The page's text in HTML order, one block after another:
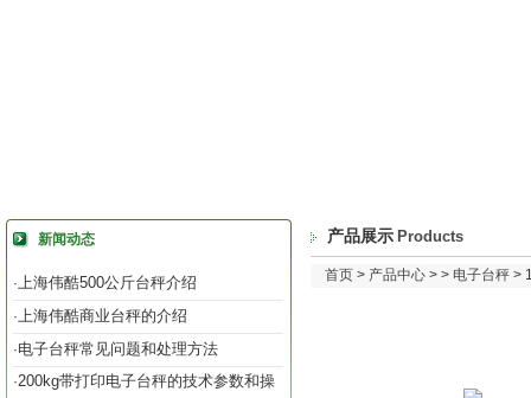
新闻动态
·上海伟酷500公斤台秤介绍
·上海伟酷商业台秤的介绍
·电子台秤常见问题和处理方法
·200kg带打印电子台秤的技术参数和操
产品展示 Products
首页 > 产品中心 > > 电子台秤 >